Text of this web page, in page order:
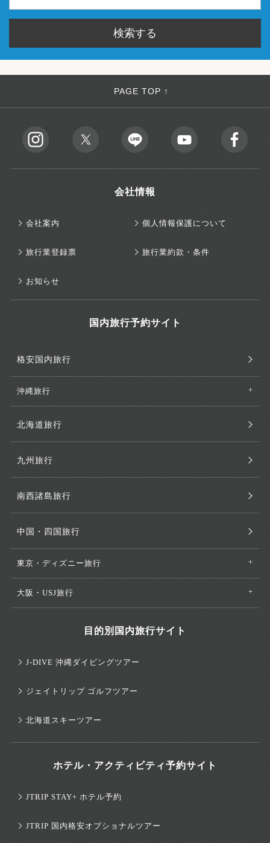
PAGE TOP ↑
会社情報
会社案内 個人情報保護について
旅行業登録票 旅行業約款・条件
お知らせ
国内旅行予約サイト
格安国内旅行
沖縄旅行
北海道旅行
九州旅行
南西諸島旅行
中国・四国旅行
東京・ディズニー旅行
大阪・USJ旅行
目的別国内旅行サイト
J-DIVE 沖縄ダイビングツアー
ジェイトリップ ゴルフツアー
北海道スキーツアー
ホテル・アクティビティ予約サイト
JTRIP STAY+ ホテル予約
JTRIP 国内格安オプショナルツアー